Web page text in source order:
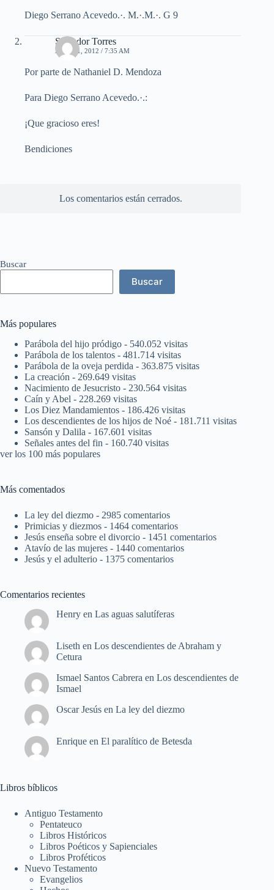
Diego Serrano Acevedo.·. M.·.M.·. G 9
Salvador Torres
ABRIL 1, 2012 / 7:35 AM
Por parte de Nathaniel D. Mendoza
Para Diego Serrano Acevedo.·.:
¡Que gracioso eres!
Bendiciones
Los comentarios están cerrados.
Buscar
Buscar
Más populares
Parábola del hijo pródigo - 540.052 visitas
Parábola de los talentos - 481.714 visitas
Parábola de la oveja perdida - 363.875 visitas
La creación - 269.649 visitas
Nacimiento de Jesucristo - 230.564 visitas
Caín y Abel - 228.269 visitas
Los Diez Mandamientos - 186.426 visitas
Los descendientes de los hijos de Noé - 181.711 visitas
Sansón y Dalila - 167.601 visitas
Señales antes del fin - 160.740 visitas
ver los 100 más populares
Más comentados
La ley del diezmo - 2985 comentarios
Primicias y diezmos - 1464 comentarios
Jesús enseña sobre el divorcio - 1451 comentarios
Atavío de las mujeres - 1440 comentarios
Jesús y el adulterio - 1375 comentarios
Comentarios recientes
Henry en Las aguas salutíferas
Liseth en Los descendientes de Abraham y
Cetura
Ismael Santos Cabrera en Los descendientes de
Ismael
Oscar Jesús en La ley del diezmo
Enrique en El paralítico de Betesda
Libros bíblicos
Antiguo Testamento
Pentateuco
Libros Históricos
Libros Poéticos y Sapienciales
Libros Proféticos
Nuevo Testamento
Evangelios